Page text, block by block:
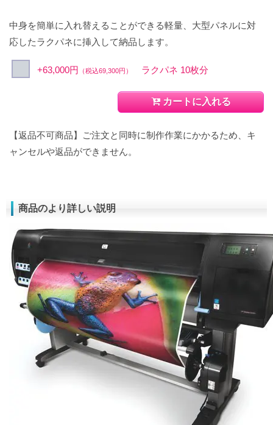
中身を簡単に入れ替えることができる軽量、大型パネルに対
応したラクパネに挿入して納品します。
+63,000円 （税込69,300円） ラクパネ 10枚分
カートに入れる
【返品不可商品】ご注文と同時に制作作業にかかるため、キ
ャンセルや返品ができません。
商品のより詳しい説明